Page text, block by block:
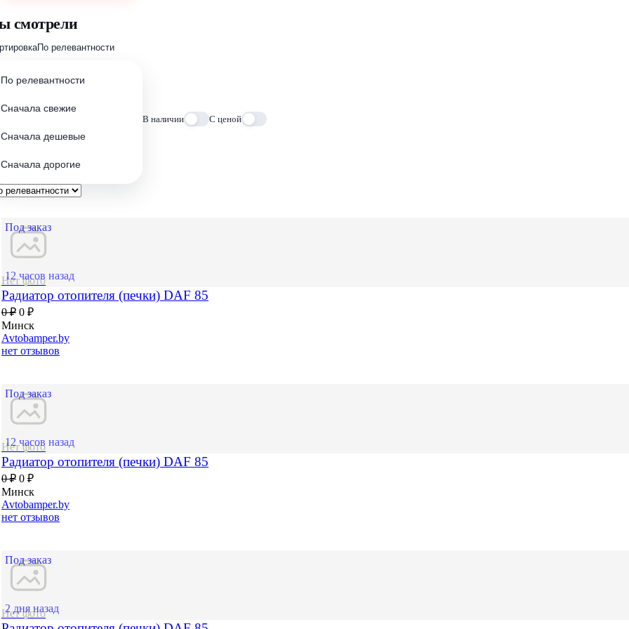
смотрели
По релевантности
По релевантности
Сначала свежие
Сначала дешевые
Сначала дорогие
В наличии С ценой
12 часов назад
Под заказ
Нет фото
Радиатор отопителя (печки) DAF 85
0 ₽ 0 ₽
Минск
Avtobamper.by
нет отзывов
12 часов назад
Под заказ
Нет фото
Радиатор отопителя (печки) DAF 85
0 ₽ 0 ₽
Минск
Avtobamper.by
нет отзывов
2 дня назад
Под заказ
Нет фото